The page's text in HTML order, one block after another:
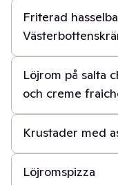
Friterad
10 min
Löjrom på salta
och creme
15 min
Krustader med
20 min
Löjromspizza
1 t